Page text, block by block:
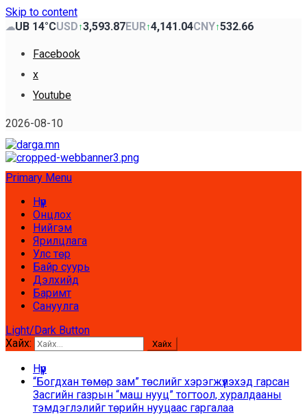
Skip to content
☁UB 14°CUSD↑3,593.87EUR↑4,141.04CNY↑532.66
Facebook
x
Youtube
2026-08-10
Primary Menu
Нүүр
Онцлох
Нийгэм
Ярилцлага
Улс төр
Байр суурь
Дэлхийд
Баримт
Сануулга
Light/Dark Button
Хайх:
Нүүр
“Богдхан төмөр зам” төслийг хэрэгжүүлэхэд гарсан
Засгийн газрын “маш нууц” тогтоол, хуралдааны
тэмдэглэлийг төрийн нууцаас гаргалаа